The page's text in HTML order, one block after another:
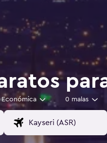
Económica 0 malas